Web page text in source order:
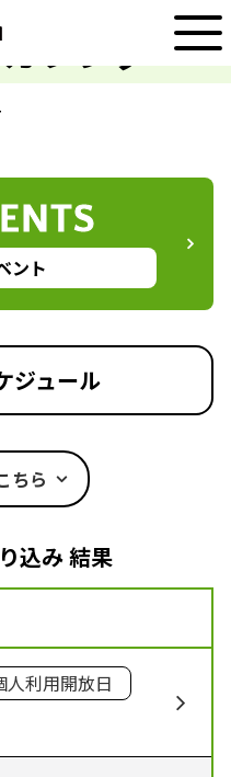
レンダー
ント
ジュール
ちら
込み 結果
人利用開放日